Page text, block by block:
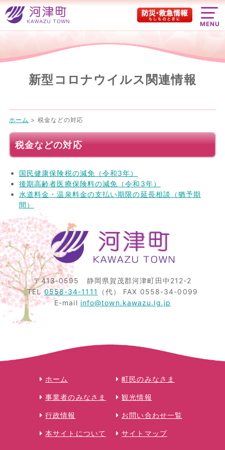
MENU
新型コロナウイルス関連情報
ホーム > 税金などの対応
税金などの対応
国民健康保険税の減免（令和3年）
後期高齢者医療保険料の減免（令和3年）
水道料金・温泉料金の支払い期限の延長相談（猶予期
間）
〒413-0595 静岡県賀茂郡河津町田中212-2
TEL0558-34-1111 （代） FAX 0558-34-0099
E-mail info@town.kawazu.lg.jp
ホーム 町民のみなさま
事業者のみなさま 観光情報
行政情報 お問い合わせ一覧
本サイトについて サイトマップ